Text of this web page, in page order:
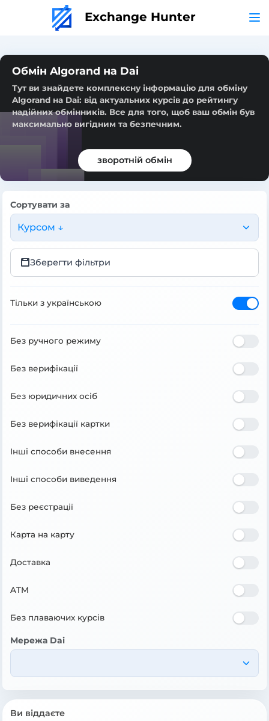
Exchange Hunter
Обмін Algorand на Dai
Тут ви знайдете комплексну інформацію для обміну
Algorand на Dai: від актуальних курсів до рейтингу
надійних обмінників. Все для того, щоб ваш обмін був
максимально вигідним та безпечним.
зворотній обмін
Сортувати за
Курсом ↓
Зберегти фільтри
Тільки з українською
Без ручного режиму
Без верифікації
Без юридичних осіб
Без верифікації картки
Інші способи внесення
Інші способи виведення
Без реєстрації
Карта на карту
Доставка
ATM
Без плаваючих курсів
Мережа Dai
Ви віддаєте